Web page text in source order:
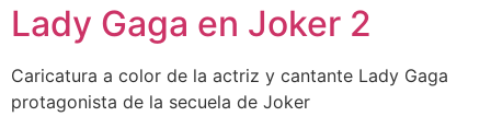
Lady Gaga en Joker 2
Caricatura a color de la actriz y cantante Lady Gaga
protagonista de la secuela de Joker